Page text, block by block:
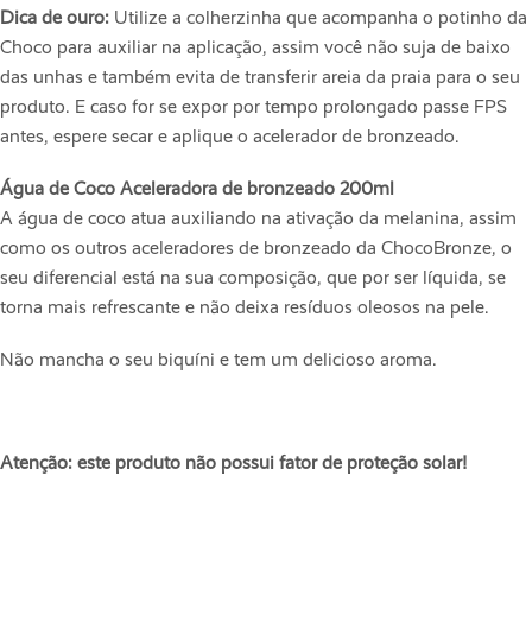
Dica de ouro: Utilize a colherzinha que acompanha o potinho da
Choco para auxiliar na aplicação, assim você não suja de baixo
das unhas e também evita de transferir areia da praia para o seu
produto. E caso for se expor por tempo prolongado passe FPS
antes, espere secar e aplique o acelerador de bronzeado.
Água de Coco Aceleradora de bronzeado 200ml
A água de coco atua auxiliando na ativação da melanina, assim
como os outros aceleradores de bronzeado da ChocoBronze, o
seu diferencial está na sua composição, que por ser líquida, se
torna mais refrescante e não deixa resíduos oleosos na pele.
Não mancha o seu biquíni e tem um delicioso aroma.
Atenção: este produto não possui fator de proteção solar!